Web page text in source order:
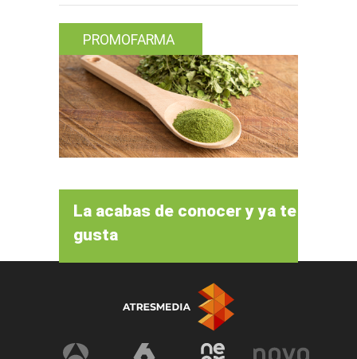
PROMOFARMA
La acabas de conocer y ya te
gusta